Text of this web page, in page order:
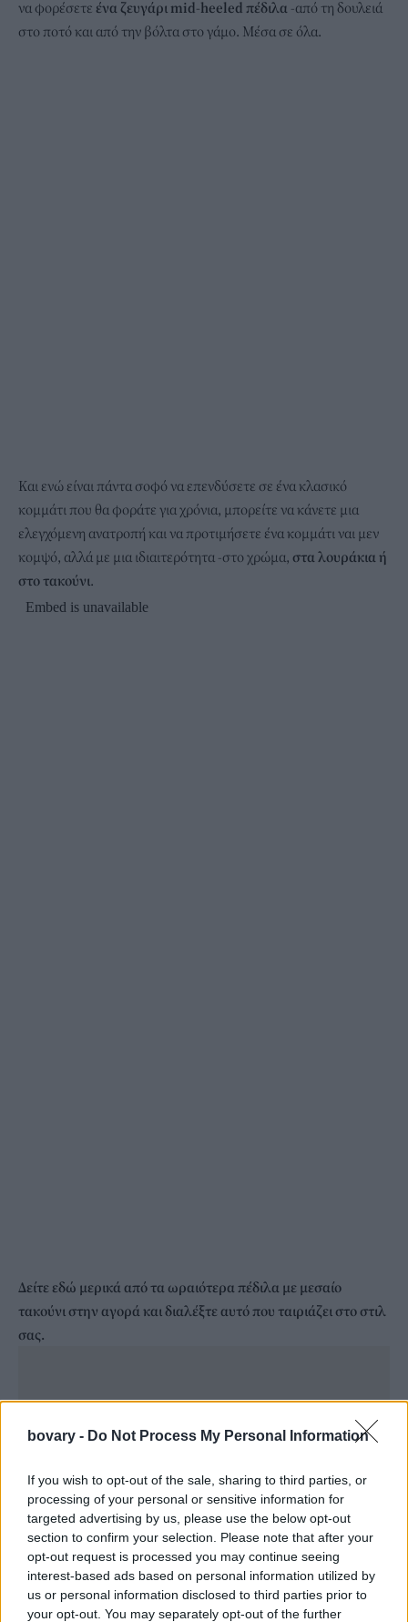
bovary - Do Not Process My Personal Information
If you wish to opt-out of the sale, sharing to third parties, or
processing of your personal or sensitive information for
targeted advertising by us, please use the below opt-out
section to confirm your selection. Please note that after your
opt-out request is processed you may continue seeing
interest-based ads based on personal information utilized by
us or personal information disclosed to third parties prior to
your opt-out. You may separately opt-out of the further
να φορέσετε ένα ζευγάρι mid-heeled πέδιλα -από τη δουλειά
στο ποτό και από την βόλτα στο γάμο. Μέσα σε όλα.
Και ενώ είναι πάντα σοφό να επενδύσετε σε ένα κλασικό
κομμάτι που θα φοράτε για χρόνια, μπορείτε να κάνετε μια
ελεγχόμενη ανατροπή και να προτιμήσετε ένα κομμάτι ναι μεν
κομψό, αλλά με μια ιδιαιτερότητα -στο χρώμα, στα λουράκια ή
στο τακούνι.
Δείτε εδώ μερικά από τα ωραιότερα πέδιλα με μεσαίο
τακούνι στην αγορά και διαλέξτε αυτό που ταιριάζει στο στιλ
σας.
Jacquemus /Δείτε εδώ